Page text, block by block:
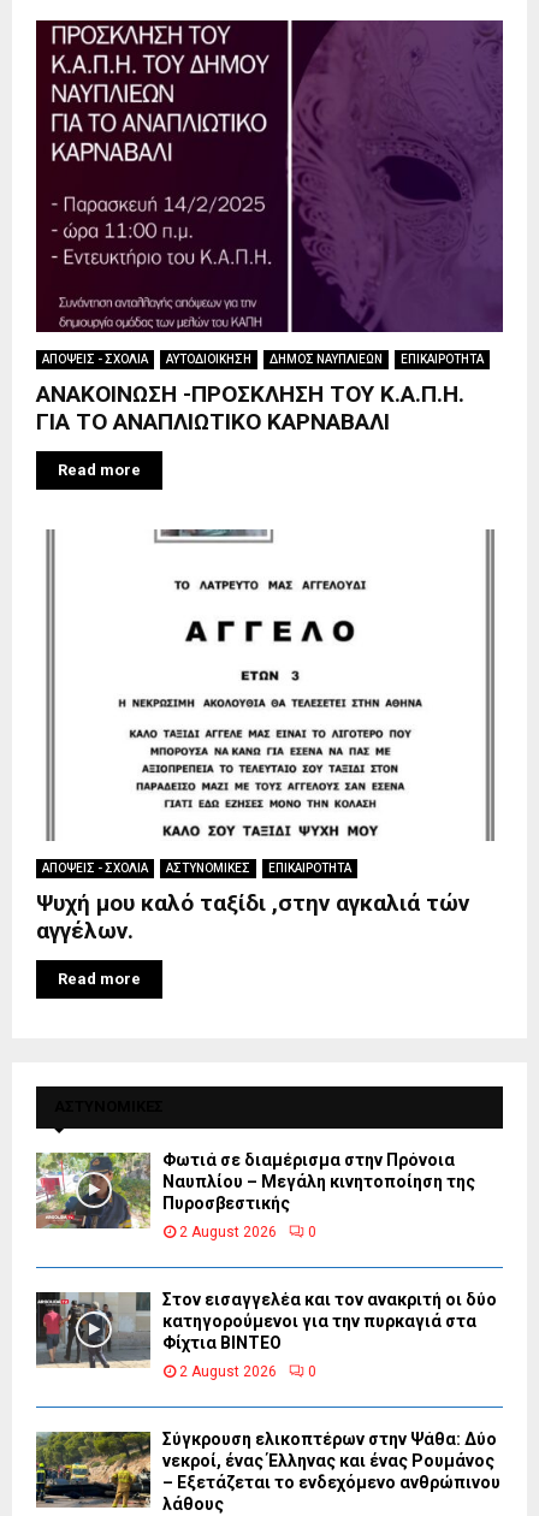
ΑΠΟΨΕΙΣ - ΣΧΟΛΙΑ ΑΥΤΟΔΙΟΙΚΗΣΗ ΔΗΜΟΣ ΝΑΥΠΛΙΕΩΝ ΕΠΙΚΑΙΡΟΤΗΤΑ
ΑΝΑΚΟΙΝΩΣΗ -ΠΡΟΣΚΛΗΣΗ ΤΟΥ Κ.Α.Π.Η.
ΓΙΑ ΤΟ ΑΝΑΠΛΙΩΤΙΚΟ ΚΑΡΝΑΒΑΛΙ
Read more
ΑΠΟΨΕΙΣ - ΣΧΟΛΙΑ ΑΣΤΥΝΟΜΙΚΕΣ ΕΠΙΚΑΙΡΟΤΗΤΑ
Ψυχή μου καλό ταξίδι ,στην αγκαλιά τών
αγγέλων.
Read more
Φωτιά σε διαμέρισμα στην Πρόνοια
Ναυπλίου – Μεγάλη κινητοποίηση της
Πυροσβεστικής
2 August 2026 0
Στον εισαγγελέα και τον ανακριτή οι δύο
κατηγορούμενοι για την πυρκαγιά στα
Φίχτια ΒΙΝΤΕΟ
2 August 2026 0
Σύγκρουση ελικοπτέρων στην Ψάθα: Δύο
νεκροί, ένας Έλληνας και ένας Ρουμάνος
– Εξετάζεται το ενδεχόμενο ανθρώπινου
λάθους